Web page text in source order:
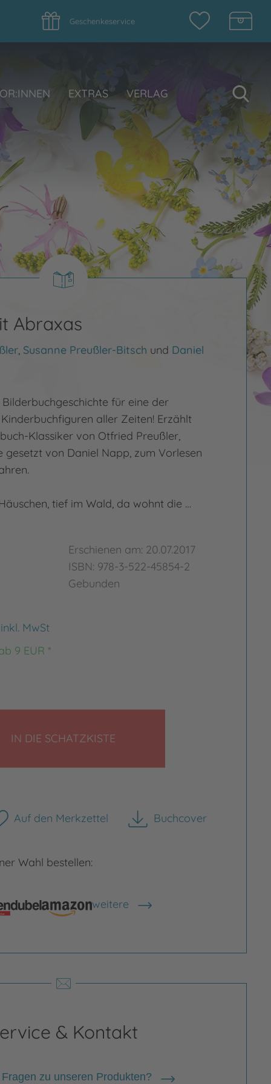
Geschenkeservice
EXTRAS VERLAG
Abraxas
, Susanne Preußler-Bitsch und Daniel
für eine der
aller Zeiten! Erzählt
Klassiker von Otfried Preußler,
gesetzt von Daniel Napp, zum Vorlesen
tief im Wald, da wohnt die …
Erschienen am: 20.07.2017
ISBN: 978-3-522-45854-2
Gebunden
inkl. MwSt
9 EUR *
IN DIE SCHATZKISTE
Auf den Merkzettel Buchcover
herunterladen
Wahl bestellen:
weitere
Shops anzeigen
& Kontakt
zu unseren Produkten?